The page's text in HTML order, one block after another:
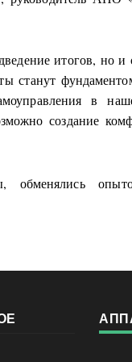
итогов, но и
станут
в
создание
обменялись